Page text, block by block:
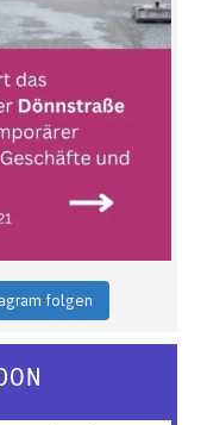
folgen